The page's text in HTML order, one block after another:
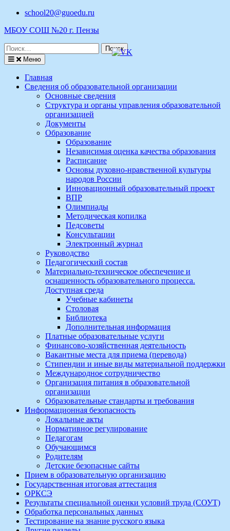
Перейти
содержимому
school20@guoedu.ru
МБОУ СОШ №20 г. Пензы
Поиск
по:
Меню
Главная
Сведения об образовательной организации
Основные сведения
Структура и органы управления образовательной
организацией
Документы
Образование
Образование
Независимая оценка качества образования
Расписание
Основы духовно-нравственной культуры
народов России
Инновационный образовательный проект
ВПР
Олимпиады
Методическая копилка
Педсоветы
Консультации
Электронный журнал
Руководство
Педагогический состав
Материально-техническое обеспечение и
оснащенность образовательного процесса.
Доступная среда
Учебные кабинеты
Столовая
Библиотека
Дополнительная информация
Платные образовательные услуги
Финансово-хозяйственная деятельность
Вакантные места для приема (перевода)
Стипендии и иные виды материальной поддержки
Международное сотрудничество
Организация питания в образовательной
организации
Образовательные стандарты и требования
Информационная безопасность
Локальные акты
Нормативное регулирование
Педагогам
Обучающимся
Родителям
Детские безопасные сайты
Прием в образовательную организацию
Государственная итоговая аттестация
ОРКСЭ
Результаты специальной оценки условий труда (СОУТ)
Обработка персональных данных
Тестирование на знание русского языка